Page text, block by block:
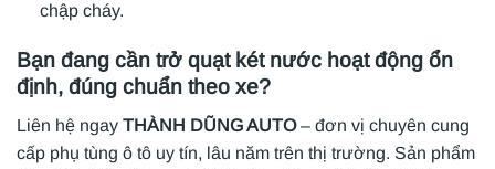
chập cháy.
Bạn đang cần trở quạt két nước hoạt động ổn
định, đúng chuẩn theo xe?
Liên hệ ngay THÀNH DŨNG AUTO– đơn vị chuyên cung
cấp phụ tùng ô tô uy tín, lâu năm trên thị trường. Sản phẩm